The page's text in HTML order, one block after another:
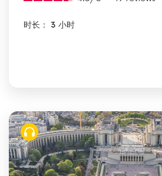
时长： 3 小时